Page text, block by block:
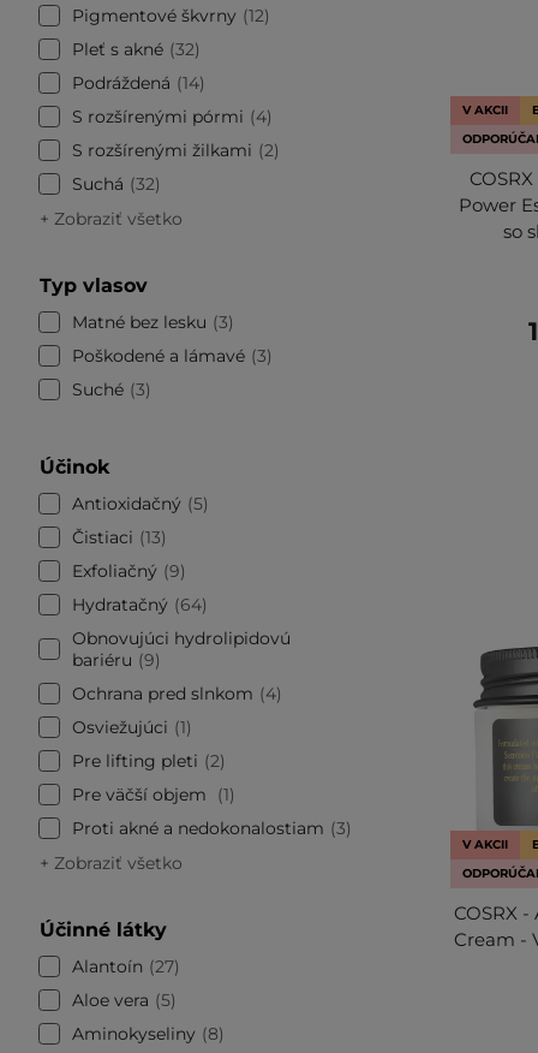
Pigmentové škvrny
12
Pleť s akné 32
Podráždená
14
S rozšírenými pórmi
4
S rozšírenými žilkami
2
Suchá
32
+ Zobraziť všetko
Typ vlasov
Matné bez lesku
3
Poškodené a lámavé 3
Suché 3
Účinok
Antioxidačný
5
Čistiaci
13
Exfoliačný
9
Hydratačný
64
Obnovujúci hydrolipidovú
bariéru
9
Ochrana pred slnkom
4
Osviežujúci
1
Pre lifting pleti
2
Pre väčší objem
1
Proti akné a nedokonalostiam
3
+ Zobraziť všetko
Účinné látky
Alantoín
27
Aloe vera
5
Aminokyseliny
8
V AKCII
Power
so
V AKCII
COSRX
Cream -